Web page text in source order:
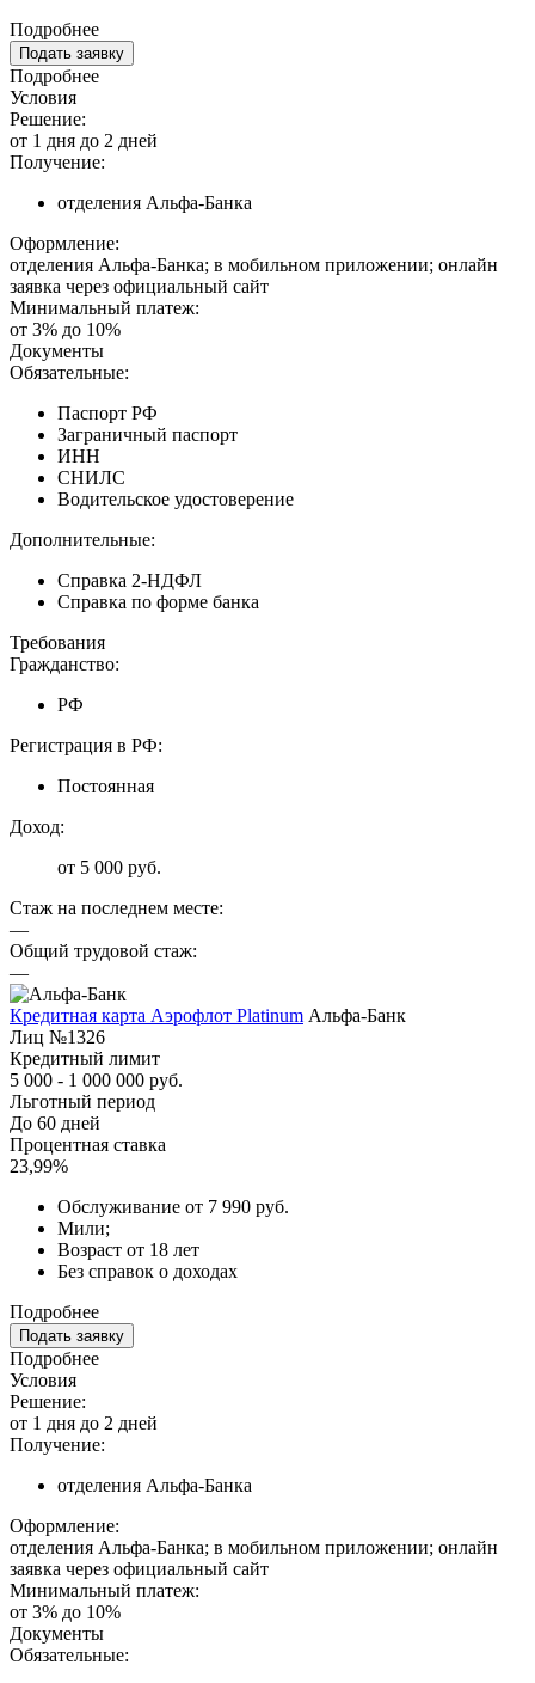
Подробнее
Подать заявку
Подробнее
Условия
Решение:
от 1 дня до 2 дней
Получение:
отделения Альфа-Банка
Оформление:
отделения Альфа-Банка; в мобильном приложении; онлайн
заявка через официальный сайт
Минимальный платеж:
от 3% до 10%
Документы
Обязательные:
Паспорт РФ
Заграничный паспорт
ИНН
СНИЛС
Водительское удостоверение
Дополнительные:
Справка 2-НДФЛ
Справка по форме банка
Требования
Гражданство:
РФ
Регистрация в РФ:
Постоянная
Доход:
от 5 000 руб.
Стаж на последнем месте:
—
Общий трудовой стаж:
—
Кредитная карта Аэрофлот Platinum Альфа-Банк
Лиц №1326
Кредитный лимит
5 000 - 1 000 000 руб.
Льготный период
До 60 дней
Процентная ставка
23,99%
Обслуживание от 7 990 руб.
Мили;
Возраст от 18 лет
Без справок о доходах
Подробнее
Подать заявку
Подробнее
Условия
Решение:
от 1 дня до 2 дней
Получение:
отделения Альфа-Банка
Оформление:
отделения Альфа-Банка; в мобильном приложении; онлайн
заявка через официальный сайт
Минимальный платеж:
от 3% до 10%
Документы
Обязательные: